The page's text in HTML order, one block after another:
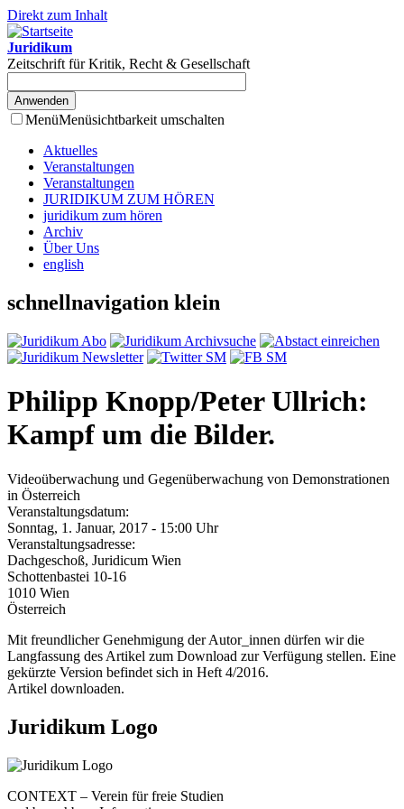
Direkt zum Inhalt
Juridikum
Zeitschrift für Kritik, Recht & Gesellschaft
MenüMenüsichtbarkeit umschalten
Aktuelles
Veranstaltungen
Veranstaltungen
JURIDIKUM ZUM HÖREN
juridikum zum hören
Archiv
Über Uns
english
schnellnavigation klein
Philipp Knopp/Peter Ullrich:
Kampf um die Bilder.
Videoüberwachung und Gegenüberwachung von Demonstrationen
in Österreich
Veranstaltungsdatum:
Sonntag, 1. Januar, 2017 - 15:00 Uhr
Veranstaltungsadresse:
Dachgeschoß, Juridicum Wien
Schottenbastei 10-16
1010 Wien
Österreich
Mit freundlicher Genehmigung der Autor_innen dürfen wir die
Langfassung des Artikel zum Download zur Verfügung stellen. Eine
gekürzte Version befindet sich in Heft 4/2016.
Artikel downloaden.
Juridikum Logo
CONTEXT – Verein für freie Studien